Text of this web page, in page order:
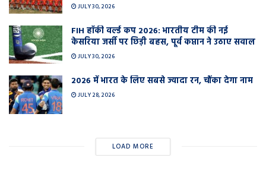
JULY 30, 2026
FIH हॉकी वर्ल्ड कप 2026: भारतीय टीम की नई
केसरिया जर्सी पर छिड़ी बहस, पूर्व कप्तान ने उठाए सवाल
JULY 30, 2026
2026 में भारत के लिए सबसे ज्यादा रन, चौंका देगा नाम
JULY 28, 2026
LOAD MORE